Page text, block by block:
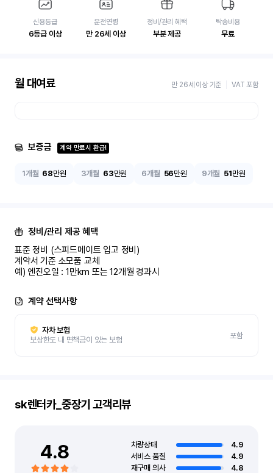
신용등급
6등급 이상
운전연령
만 26세 이상
정비/관리 혜택
부분 제공
탁송비용
무료
월 대여료 만 26세 이상 기준 VAT 포함
보증금 계약 만료시 환급!
1개월 68만원 3개월 63만원 6개월 56만원 9개월 51만원
정비/관리 제공 혜택
표준 정비 (스피드메이트 입고 정비)
계약서 기준 소모품 교체
예) 엔진오일 : 1만km 또는 12개월 경과시
계약 선택사항
자차 보험
보상한도 내 면책금이 있는 보험
포함
sk렌터카_중장기 고객리뷰
4.8 차량상태
4.9
서비스 품질
4.9
재구매 의사
4.8